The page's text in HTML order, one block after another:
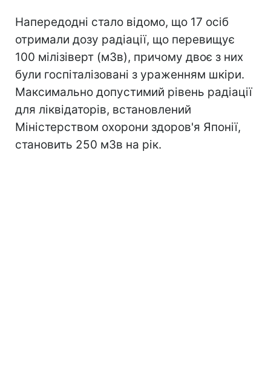
Напередодні стало відомо, що 17 осіб
отримали дозу радіації, що перевищує
100 мілізіверт (мЗв), причому двоє з них
були госпіталізовані з ураженням шкіри.
Максимально допустимий рівень радіації
для ліквідаторів, встановлений
Міністерством охорони здоров'я Японії,
становить 250 мЗв на рік.